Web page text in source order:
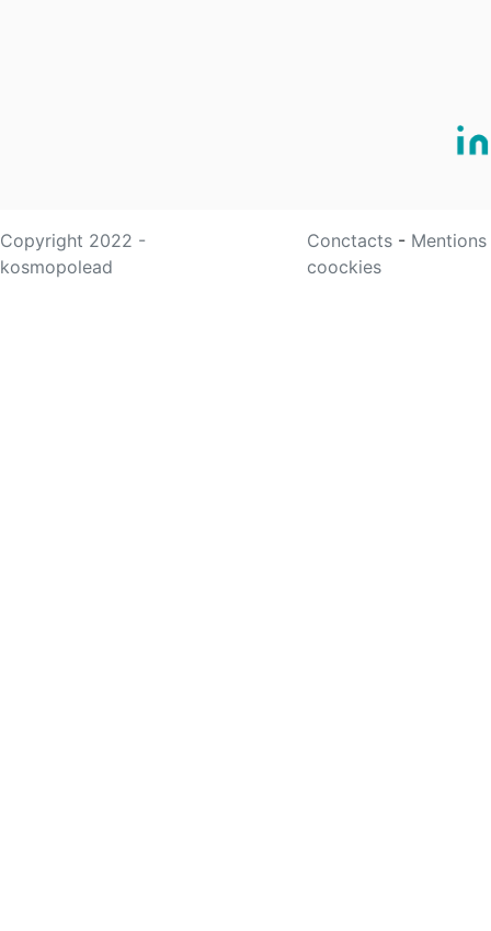
Copyright 2022 -
kosmopolead
Conctacts -
coockies